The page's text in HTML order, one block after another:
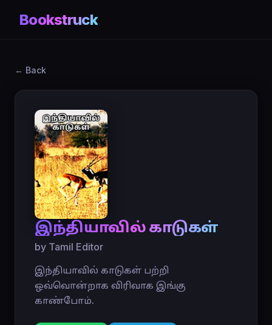
Bookstruck
← Back
இந்தியாவில் காடுகள்
by Tamil Editor
இந்தியாவில் காடுகள் பற்றி
ஒவ்வொன்றாக விரிவாக இங்கு
காண்போம்.